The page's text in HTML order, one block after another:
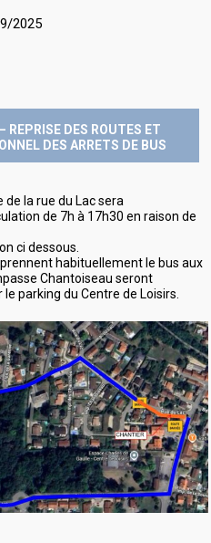
2025
REPRISE DES ROUTES ET
DES ARRETS DE BUS
la rue du Lac sera
de 7h à 17h30 en raison de
ci dessous.
habituellement le bus aux
Chantoiseau seront
parking du Centre de Loisirs.